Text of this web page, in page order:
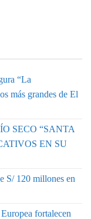
“La
más grandes de El
SECO “SANTA
EN SU
S/ 120 millones en
fortalecen